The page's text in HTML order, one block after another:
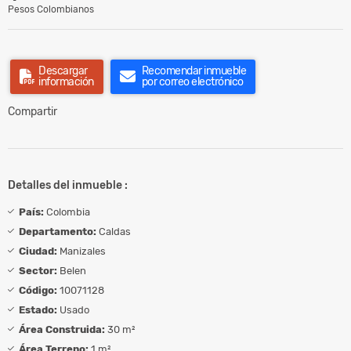
Pesos Colombianos
Descargar
información
Recomendar inmueble
por correo electrónico
Compartir
Detalles del inmueble :
País: Colombia
Departamento: Caldas
Ciudad: Manizales
Sector: Belen
Código: 10071128
Estado: Usado
Área Construida: 30 m²